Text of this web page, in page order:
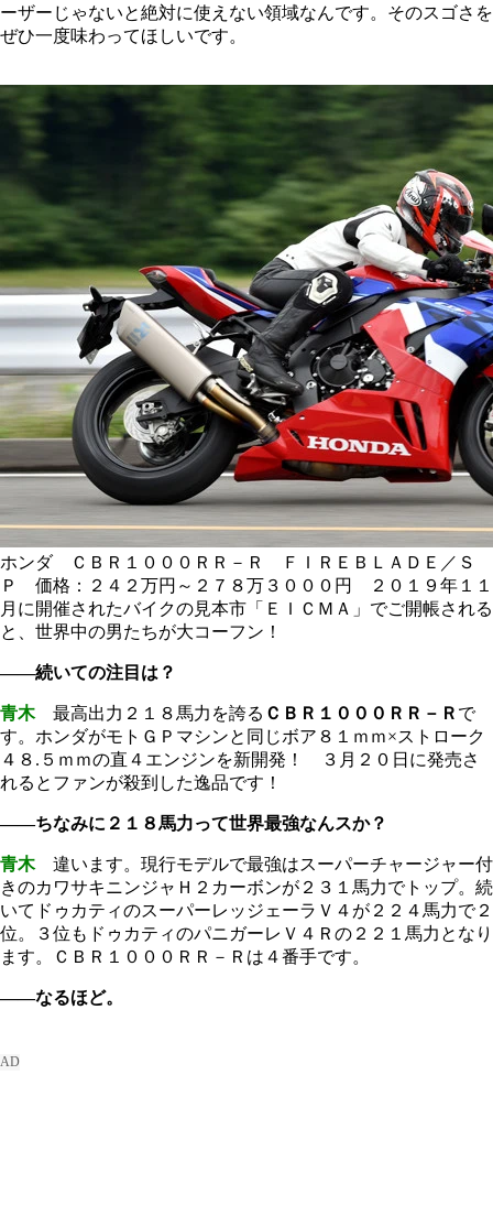
ーザーじゃないと絶対に使えない領域なんです。そのスゴさを
ぜひ一度味わってほしいです。
ホンダ ＣＢＲ１０００ＲＲ－Ｒ ＦＩＲＥＢＬＡＤＥ／Ｓ
Ｐ 価格：２４２万円～２７８万３０００円 ２０１９年１１
月に開催されたバイクの見本市「ＥＩＣＭＡ」でご開帳される
と、世界中の男たちが大コーフン！
――続いての注目は？
青木最高出力２１８馬力を誇る ＣＢＲ１０００ＲＲ－Ｒ で
す。ホンダがモトＧＰマシンと同じボア８１ｍｍ×ストローク
４８.５ｍｍの直４エンジンを新開発！ ３月２０日に発売さ
れるとファンが殺到した逸品です！
――ちなみに２１８馬力って世界最強なんスか？
青木違います。現行モデルで最強はスーパーチャージャー付
きのカワサキニンジャＨ２カーボンが２３１馬力でトップ。続
いてドゥカティのスーパーレッジェーラＶ４が２２４馬力で２
位。３位もドゥカティのパニガーレＶ４Ｒの２２１馬力となり
ます。ＣＢＲ１０００ＲＲ－Ｒは４番手です。
――なるほど。